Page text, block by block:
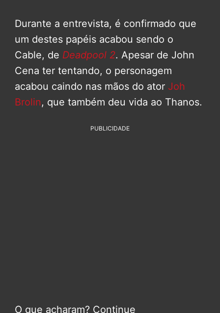
Durante a entrevista, é confirmado que
um destes papéis acabou sendo o
Cable, de Deadpool 2. Apesar de John
Cena ter tentando, o personagem
acabou caindo nas mãos do ator Joh
Brolin, que também deu vida ao Thanos.
PUBLICIDADE
O que acharam? Continue